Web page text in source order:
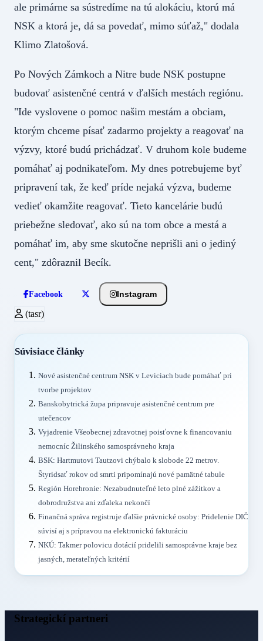
ale primárne sa sústredíme na tú alokáciu, ktorú má
NSK a ktorá je, dá sa povedať, mimo súťaž," dodala
Klimo Zlatošová.
Po Nových Zámkoch a Nitre bude NSK postupne
budovať asistenčné centrá v ďalších mestách regiónu.
"Ide vyslovene o pomoc našim mestám a obciam,
ktorým chceme písať zadarmo projekty a reagovať na
výzvy, ktoré budú prichádzať. V druhom kole budeme
pomáhať aj podnikateľom. My dnes potrebujeme byť
pripravení tak, že keď príde nejaká výzva, budeme
vedieť okamžite reagovať. Tieto kancelárie budú
priebežne sledovať, ako sú na tom obce a mestá a
pomáhať im, aby sme skutočne neprišli ani o jediný
cent," zdôraznil Becík.
Facebook Instagram
(tasr)
Súvisiace články
Nové asistenčné centrum NSK v Leviciach bude pomáhať pri
tvorbe projektov
Banskobytrická župa pripravuje asistenčné centrum pre
utečencov
Vyjadrenie Všeobecnej zdravotnej poisťovne k financovaniu
nemocníc Žilinského samosprávneho kraja
BSK: Hartmutovi Tautzovi chýbalo k slobode 22 metrov.
Štyridsať rokov od smrti pripomínajú nové pamätné tabule
Región Horehronie: Nezabudnuteľné leto plné zážitkov a
dobrodružstva ani zďaleka nekončí
Finančná správa registruje ďalšie právnické osoby: Pridelenie DIČ
súvisí aj s prípravou na elektronickú fakturáciu
NKÚ: Takmer polovicu dotácií pridelili samosprávne kraje bez
jasných, merateľných kritérií
Strategickí partneri